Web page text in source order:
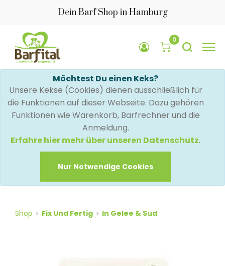
Dein Barf Shop in Hamburg
0
Möchtest Du einen Keks?
Unsere Kekse (Cookies) dienen ausschließlich für
die Funktionen auf dieser Webseite. Dazu gehören
Funktionen wie Warenkorb, Barfrechner und die
Anmeldung.
Erfahre hier mehr über unseren Datenschutz.
Nur Notwendige Cookies
Shop Fix Und Fertig In Gelee & Sud